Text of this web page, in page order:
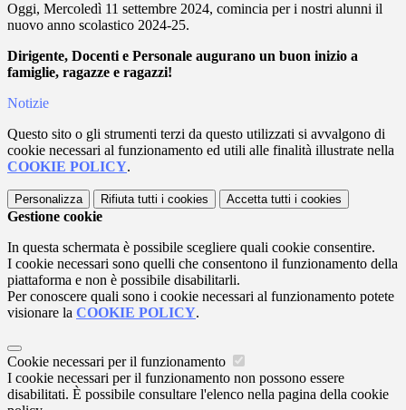
Oggi, Mercoledì 11 settembre 2024, comincia per i nostri alunni il
nuovo anno scolastico 2024-25.
Dirigente, Docenti e Personale augurano un buon inizio a
famiglie, ragazze e ragazzi!
Notizie
Questo sito o gli strumenti terzi da questo utilizzati si avvalgono di
cookie necessari al funzionamento ed utili alle finalità illustrate nella
COOKIE POLICY.
Personalizza Rifiuta tutti i cookies Accetta tutti i cookies
Gestione cookie
In questa schermata è possibile scegliere quali cookie consentire.
I cookie necessari sono quelli che consentono il funzionamento della
piattaforma e non è possibile disabilitarli.
Per conoscere quali sono i cookie necessari al funzionamento potete
visionare la COOKIE POLICY.
Cookie necessari per il funzionamento
I cookie necessari per il funzionamento non possono essere
disabilitati. È possibile consultare l'elenco nella pagina della cookie